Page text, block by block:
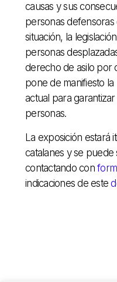
causas y sus
personas defensoras
situación, la
personas
derecho de asilo por
pone de manifiesto
actual para
personas.
La exposición estará
catalanes y se puede
contactando con
indicaciones de este